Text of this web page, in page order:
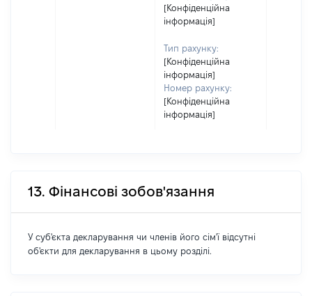
[Конфіденційна
інформація]
Тип рахунку:
[Конфіденційна
інформація]
Номер рахунку:
[Конфіденційна
інформація]
13. Фінансові зобов'язання
У суб'єкта декларування чи членів його сім'ї відсутні
об'єкти для декларування в цьому розділі.